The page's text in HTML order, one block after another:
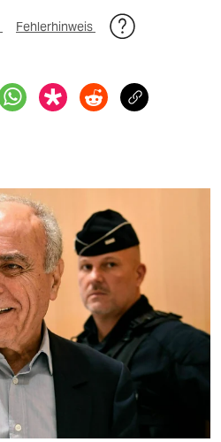
Fehlerhinweis